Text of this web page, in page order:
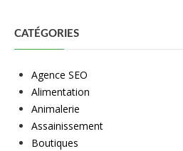
CATÉGORIES
Agence SEO
Alimentation
Animalerie
Assainissement
Boutiques